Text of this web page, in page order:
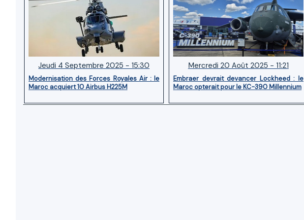
Jeudi 4 Septembre 2025 - 15:30
Modernisation des Forces Royales Air : le
Maroc acquiert 10 Airbus H225M
Mercredi 20 Août 2025 - 11:21
Embraer devrait devancer Lockheed : le
Maroc opterait pour le KC-390 Millennium